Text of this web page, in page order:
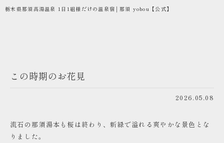
栃木県那須高湯温泉 1日1組様だけの温泉宿│那須 yobou【公式】
この時期のお花見
2026.05.08
流石の那須湯本も桜は終わり、新緑で溢れる爽やかな景色とな
りました。